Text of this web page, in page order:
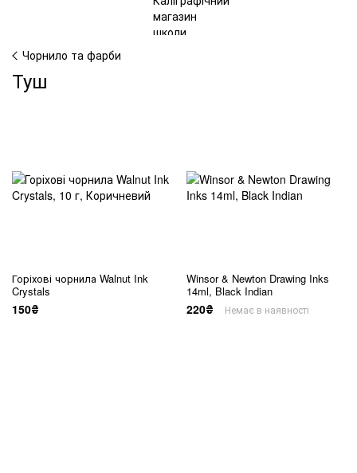
Чорнило та фарби
Туш
Горіхові чорнила Walnut Ink
Crystals
150₴
Winsor & Newton Drawing Inks
14ml, Black Indian
220₴ Немає в наявності